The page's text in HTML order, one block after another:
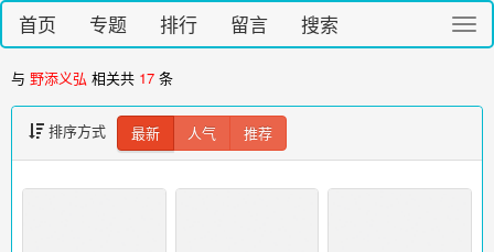
切
换
首页 专题 排行 留言 搜索
与 野添义弘 相关共 17 条
排序方式 最新 人气 推荐